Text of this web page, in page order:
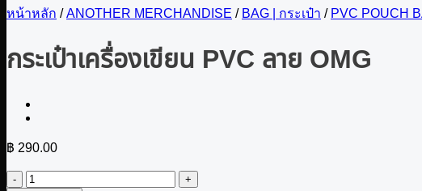
หน้าหลัก / ANOTHER MERCHANDISE / BAG | กระเป๋า / PVC POUCH
กระเป๋าเครื่องเขียน PVC ลาย OMG
฿ 290.00
จำนวน